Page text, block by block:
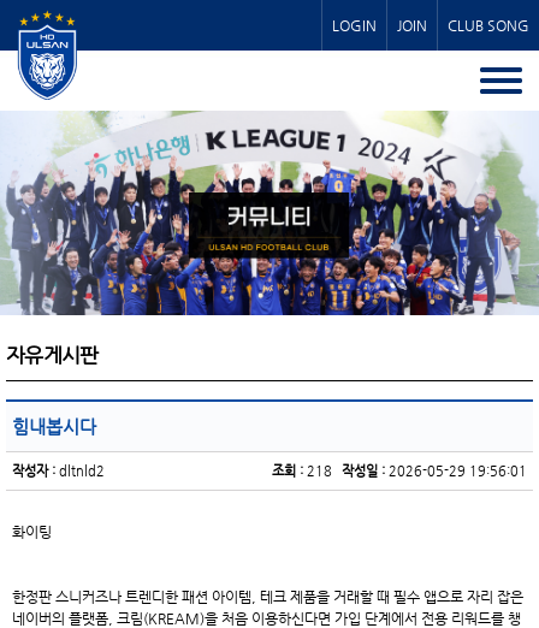
LOGIN JOIN CLUB SONG
자유게시판
힘내봅시다
작성자 : dltnld2 작성일 : 2026-05-29 19:56:01
조회 : 218
화이팅
한정판 스니커즈나 트렌디한 패션 아이템, 테크 제품을 거래할 때 필수 앱으로 자리 잡은
네이버의 플랫폼, 크림(KREAM)을 처음 이용하신다면 가입 단계에서 전용 리워드를 챙